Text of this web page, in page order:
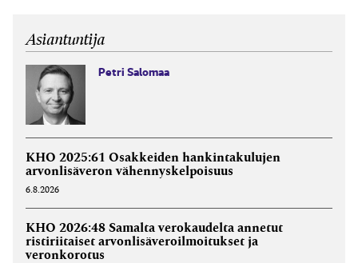
Asiantuntija
Petri Salomaa
KHO 2025:61 Osakkeiden hankintakulujen
arvonlisäveron vähennyskelpoisuus
6.8.2026
KHO 2026:48 Samalta verokaudelta annetut
ristiriitaiset arvonlisäveroilmoitukset ja
veronkorotus